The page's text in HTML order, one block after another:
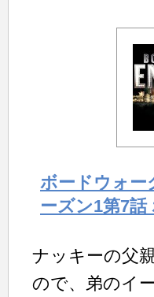
ボードウォー
ーズン1第7話
ナッキーの父
ので、弟のイ